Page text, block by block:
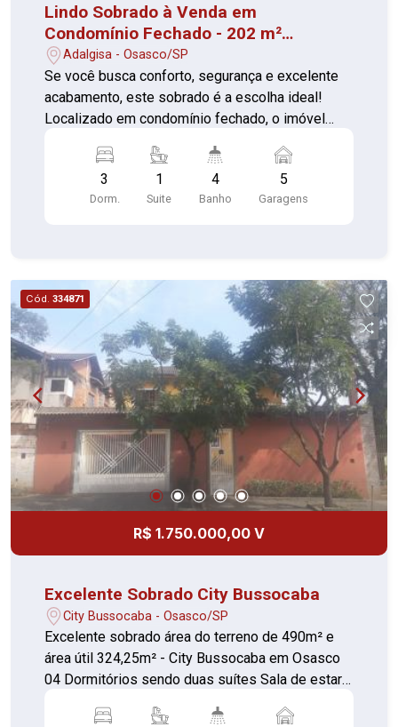
Lindo Sobrado à Venda em
Condomínio Fechado - 202 m²
Construídos - 250 m² de Terreno
Adalgisa - Osasco/SP
Se você busca conforto, segurança e excelente
acabamento, este sobrado é a escolha ideal!
Localizado em condomínio fechado, o imóvel
de terreno, oferecendo ambientes amplos, bem
distribuídos e planejados para o seu bem-estar. -
03 Dormitórios, sendo 1 ampla suíte com closet,
funcional e elegante - Área gourmet com
churrasqueira, perfeita para momentos de lazer -
Depósito ao lado da garagem - Escritório
independente anexo à casa, ideal para home
office ou atendimento profissional - 05 vagas de
garagem - Todos os ambientes com acabamento
de alto padrão - Condomínio tranquilo e seguro,
perfeito para famílias. - Documentação
regularizada - Aceita financiamento bancário e
uso de FGTS. Entre em contato e agende uma
visita para conhecer esse imóvel incrível!
3
Dorm.
1
Suite
4
Banho
5
Garagens
Cód. 334871
R$ 1.750.000,00 V
Excelente Sobrado City Bussocaba
City Bussocaba - Osasco/SP
Excelente sobrado área do terreno de 490m² e
área útil 324,25m² - City Bussocaba em Osasco
04 Dormitórios sendo duas suítes Sala de estar
Quarto da empregada 03 banheiros e um lavabo